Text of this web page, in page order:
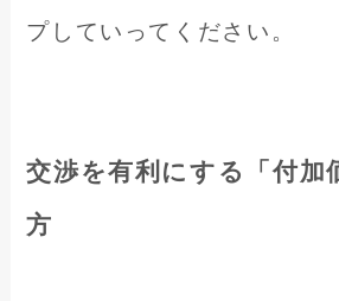
プしていってください。
交渉を有利にする「付加
方